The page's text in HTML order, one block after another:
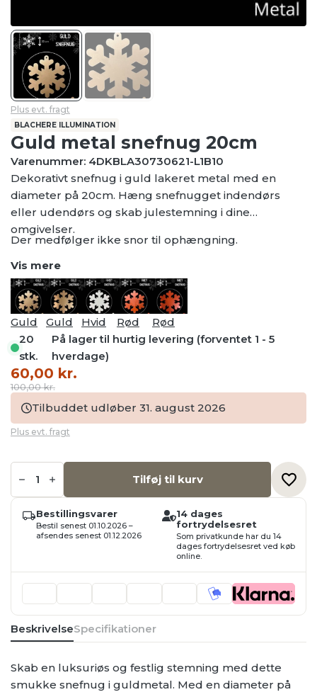
Plus evt. fragt
BLACHERE ILLUMINATION
Guld metal snefnug 20cm
Varenummer: 4DKBLA30730621-L1B10
Dekorativt snefnug i guld lakeret metal med en
diameter på 20cm. Hæng snefnugget indendørs
eller udendørs og skab julestemning i dine
omgivelser.
Der medfølger ikke snor til ophængning.
Vis mere
Guld Guld Hvid Rød
Rød
20
stk.
På lager til hurtig levering (forventet 1 - 5
hverdage)
100,00kr.
Den
oprindelige
pris
var:
100,00 kr..
60,00 kr.
Den
aktuelle
pris
er:
60,00 kr..
Tilbuddet udløber 31. august 2026
Plus evt. fragt
Guld
metal
snefnug
20cm
antal
Tilføj til kurv
Bestillingsvarer
Bestil senest 01.10.2026 –
afsendes senest 01.12.2026
14 dages
fortrydelsesret
Som privatkunde har du 14
dages fortrydelsesret ved køb
online.
BeskrivelseSpecifikationer
Skab en luksuriøs og festlig stemning med dette
smukke snefnug i guldmetal. Med en diameter på